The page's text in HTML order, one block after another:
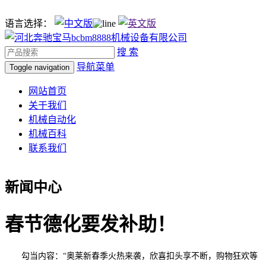
语言选择：
搜 索
Toggle navigation 导航菜单
网站首页
关于我们
机械自动化
机械百科
联系我们
新闻中心
春节德化要发补助！
勾当内容：“奥莱新春季火热来袭，欣喜扣头享不断，购物狂欢等